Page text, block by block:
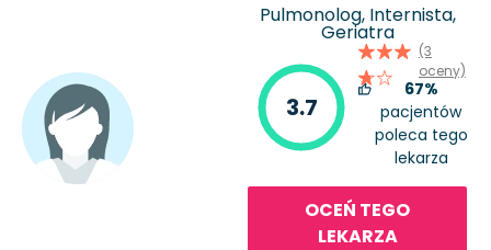
Pulmonolog, Internista,
Geriatra
3.7
(3
oceny)
67%
pacjentów
poleca tego
lekarza
OCEŃ TEGO
LEKARZA